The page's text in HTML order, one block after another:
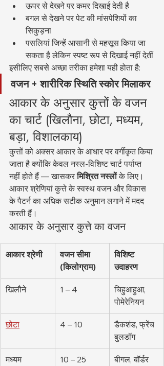
ऊपर से देखने पर कमर दिखाई देती है
बगल से देखने पर पेट की मांसपेशियों का
सिकुड़ना
पसलियां जिन्हें आसानी से महसूस किया जा
सकता है लेकिन स्पष्ट रूप से दिखाई नहीं देतीं
इसीलिए सबसे अच्छा तरीका हमेशा यही होता है:
वजन + शारीरिक स्थिति स्कोर मिलाकर
आकार के अनुसार कुत्तों के वजन
का चार्ट (खिलौना, छोटा, मध्यम,
बड़ा, विशालकाय)
कुत्तों को अक्सर आकार के आधार पर वर्गीकृत किया
जाता है क्योंकि केवल नस्ल-विशिष्ट चार्ट पर्याप्त
नहीं होते हैं — खासकर मिश्रित नस्लों के लिए।
आकार श्रेणियां कुत्ते के स्वस्थ वजन और विकास
के पैटर्न का अधिक सटीक अनुमान लगाने में मदद
करती हैं।
आकार के अनुसार कुत्ते का वजन
आकार श्रेणी
वजन सीमा
(किलोग्राम)
विशिष्ट
उदाहरण
खिलौने 1 – 4
चिहुआहुआ,
पोमेरेनियन
छोटा 4 – 10
डैकशंड, फ्रेंच
बुलडॉग
मध्यम 10 – 25
बीगल, बॉर्डर